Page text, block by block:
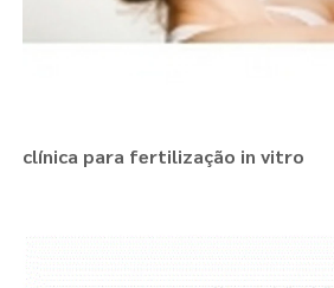
clínica para fertilização in vitro